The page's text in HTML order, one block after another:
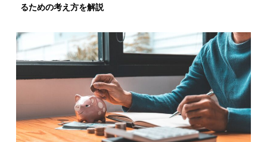
るための考え方を解説